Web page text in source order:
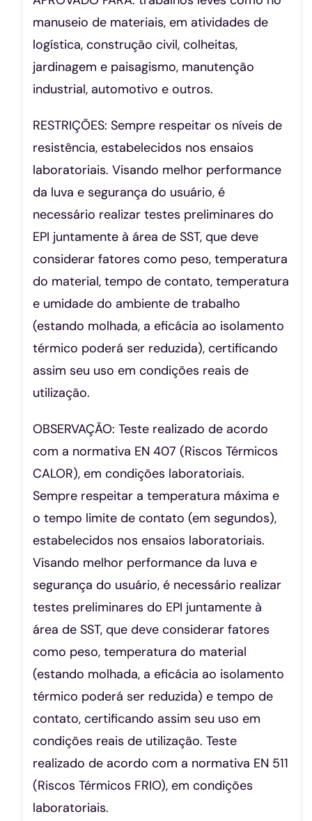
manuseio de materiais, em atividades de
logística, construção civil, colheitas,
jardinagem e paisagismo, manutenção
industrial, automotivo e outros.
RESTRIÇÕES: Sempre respeitar os níveis de
resistência, estabelecidos nos ensaios
laboratoriais. Visando melhor performance
da luva e segurança do usuário, é
necessário realizar testes preliminares do
EPI juntamente à área de SST, que deve
considerar fatores como peso, temperatura
do material, tempo de contato, temperatura
e umidade do ambiente de trabalho
(estando molhada, a eficácia ao isolamento
térmico poderá ser reduzida), certificando
assim seu uso em condições reais de
utilização.
OBSERVAÇÃO: Teste realizado de acordo
com a normativa EN 407 (Riscos Térmicos
CALOR), em condições laboratoriais.
Sempre respeitar a temperatura máxima e
o tempo limite de contato (em segundos),
estabelecidos nos ensaios laboratoriais.
Visando melhor performance da luva e
segurança do usuário, é necessário realizar
testes preliminares do EPI juntamente à
área de SST, que deve considerar fatores
como peso, temperatura do material
(estando molhada, a eficácia ao isolamento
térmico poderá ser reduzida) e tempo de
contato, certificando assim seu uso em
condições reais de utilização. Teste
realizado de acordo com a normativa EN 511
(Riscos Térmicos FRIO), em condições
laboratoriais.